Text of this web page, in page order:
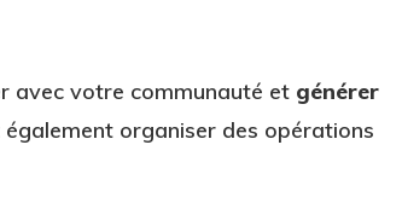
avec votre communauté et générer
organiser des opérations